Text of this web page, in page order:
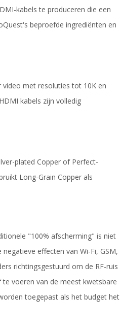
kabels te produceren die een
beproefde ingrediënten en
video met resoluties tot 10K en
kabels zijn volledig
plated Copper of Perfect-
Long-Grain Copper als
"100% afscherming" is niet
effecten van Wi-Fi, GSM,
richtingsgestuurd om de RF-ruis
voeren van de meest kwetsbare
toegepast als het budget het